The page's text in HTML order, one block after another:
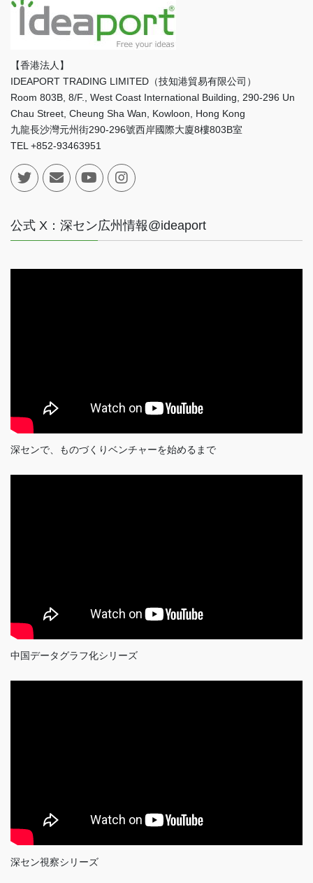
【香港法人】
IDEAPORT TRADING LIMITED（技知港貿易有限公司）
Room 803B, 8/F., West Coast International Building, 290-296 Un
Chau Street, Cheung Sha Wan, Kowloon, Hong Kong
九龍長沙灣元州街290-296號西岸國際大廈8樓803B室
TEL +852-93463951
公式 X：深セン広州情報@ideaport
深センで、ものづくりベンチャーを始めるまで
中国データグラフ化シリーズ
深セン視察シリーズ